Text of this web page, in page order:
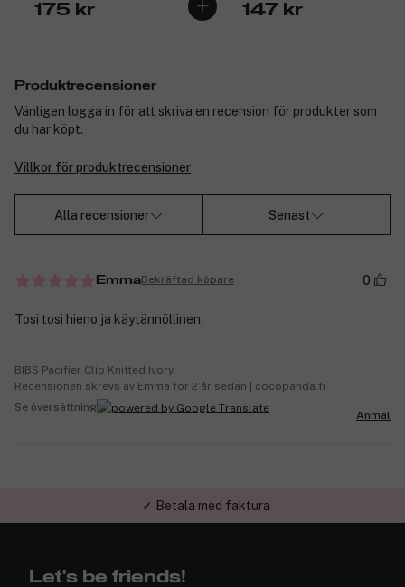
175 kr 147 kr
Produktrecensioner
Vänligen logga in för att skriva en recension för produkter som
du har köpt.
Villkor för produktrecensioner
Alla recensioner Senast
EmmaBekräftad köpare 0
Tosi tosi hieno ja käytännöllinen.
BIBS Pacifier Clip Knitted Ivory
Recensionen skrevs av Emma för 2 år sedan | cocopanda.fi
Se översättning
Anmäl
✓ Trygg E-handel
Let's be friends!